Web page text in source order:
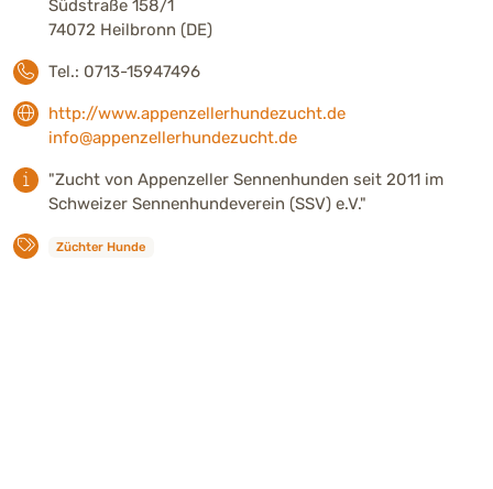
Südstraße 158/1
74072 Heilbronn (DE)
Tel.: 0713-15947496
http://www.appenzellerhundezucht.de
info@appenzellerhundezucht.de
"Zucht von Appenzeller Sennenhunden seit 2011 im
Schweizer Sennenhundeverein (SSV) e.V."
Züchter Hunde